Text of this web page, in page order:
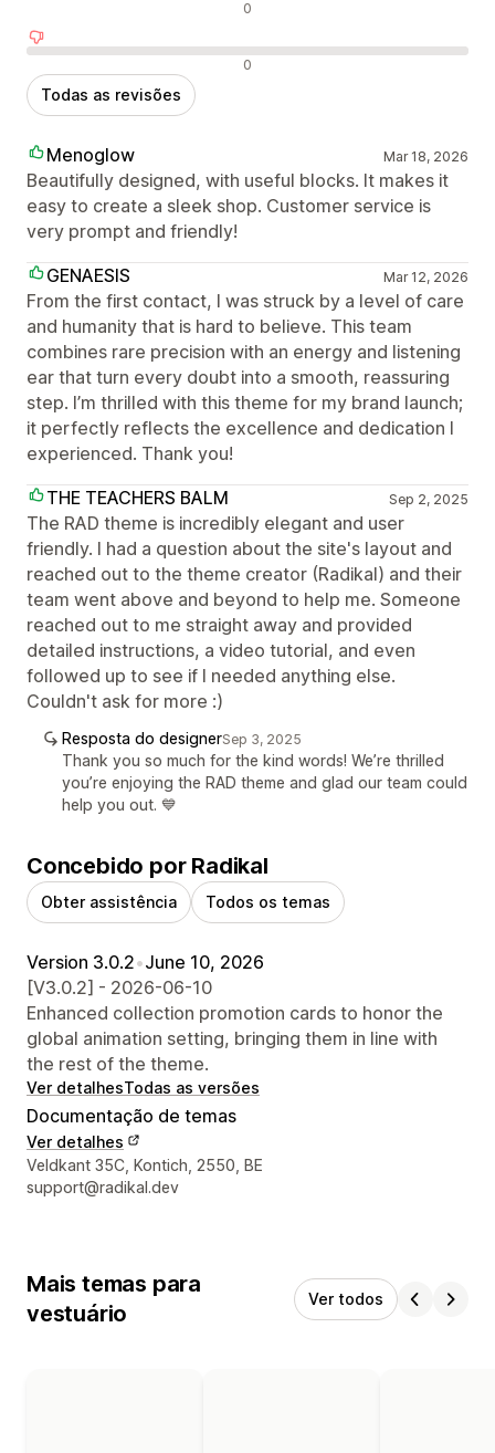
0
0
Todas as revisões
Menoglow Mar 18, 2026
Beautifully designed, with useful blocks. It makes it
easy to create a sleek shop. Customer service is
very prompt and friendly!
GENAESIS
Mar 12, 2026
From the first contact, I was struck by a level of care
and humanity that is hard to believe. This team
combines rare precision with an energy and listening
ear that turn every doubt into a smooth, reassuring
step. I’m thrilled with this theme for my brand launch;
it perfectly reflects the excellence and dedication I
experienced. Thank you!
THE TEACHERS BALM
Sep 2, 2025
The RAD theme is incredibly elegant and user
friendly. I had a question about the site's layout and
reached out to the theme creator (Radikal) and their
team went above and beyond to help me. Someone
reached out to me straight away and provided
detailed instructions, a video tutorial, and even
followed up to see if I needed anything else.
Couldn't ask for more :)
Resposta do designerSep 3, 2025
Thank you so much for the kind words! We’re thrilled
you’re enjoying the RAD theme and glad our team could
help you out. 💙
Concebido por Radikal
Obter assistência Todos os temas
Version 3.0.2•June 10, 2026
[V3.0.2] - 2026-06-10
Enhanced collection promotion cards to honor the
global animation setting, bringing them in line with
the rest of the theme.
Ver detalhesTodas as versões
Documentação de temas
Ver detalhes
Detalhes de contacto do designer
Veldkant 35C, Kontich, 2550, BE
support@radikal.dev
Mais temas para
vestuário
Ver todos